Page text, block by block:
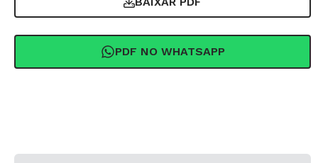
PDF NO WHATSAPP